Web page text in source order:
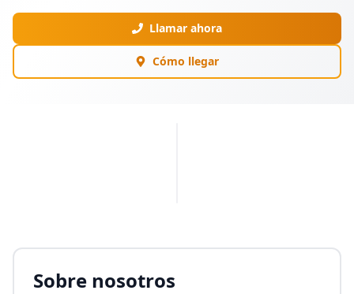
Llamar ahora
Cómo llegar
Sobre nosotros